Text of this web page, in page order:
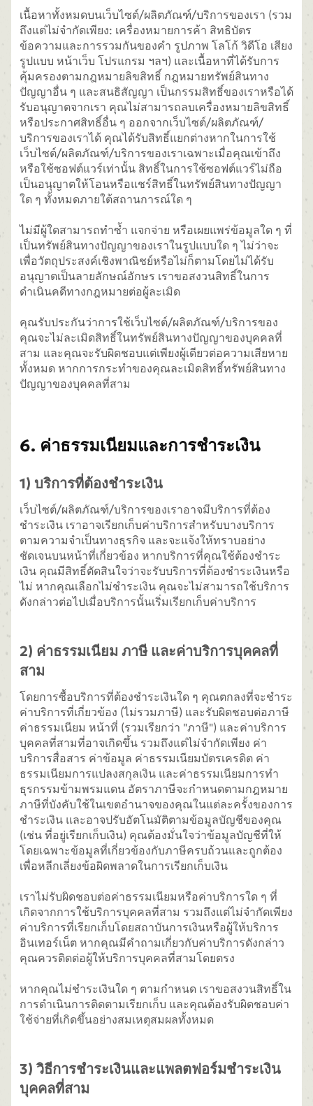
เนื้อหาทั้งหมดบนเว็บไซต์/ผลิตภัณฑ์/บริการของเรา (รวม
ถึงแต่ไม่จำกัดเพียง: เครื่องหมายการค้า สิทธิบัตร
ข้อความและการรวมกันของคำ รูปภาพ โลโก้ วิดีโอ เสียง
รูปแบบ หน้าเว็บ โปรแกรม ฯลฯ) และเนื้อหาที่ได้รับการ
คุ้มครองตามกฎหมายลิขสิทธิ์ กฎหมายทรัพย์สินทาง
ปัญญาอื่น ๆ และสนธิสัญญา เป็นกรรมสิทธิ์ของเราหรือได้
รับอนุญาตจากเรา คุณไม่สามารถลบเครื่องหมายลิขสิทธิ์
หรือประกาศสิทธิ์อื่น ๆ ออกจากเว็บไซต์/ผลิตภัณฑ์/
บริการของเราได้ คุณได้รับสิทธิ์แยกต่างหากในการใช้
เว็บไซต์/ผลิตภัณฑ์/บริการของเราเฉพาะเมื่อคุณเข้าถึง
หรือใช้ซอฟต์แวร์เท่านั้น สิทธิ์ในการใช้ซอฟต์แวร์ไม่ถือ
เป็นอนุญาตให้โอนหรือแชร์สิทธิ์ในทรัพย์สินทางปัญญา
ใด ๆ ทั้งหมดภายใต้สถานการณ์ใด ๆ
ไม่มีผู้ใดสามารถทำซ้ำ แจกจ่าย หรือเผยแพร่ข้อมูลใด ๆ ที่
เป็นทรัพย์สินทางปัญญาของเราในรูปแบบใด ๆ ไม่ว่าจะ
เพื่อวัตถุประสงค์เชิงพาณิชย์หรือไม่ก็ตามโดยไม่ได้รับ
อนุญาตเป็นลายลักษณ์อักษร เราขอสงวนสิทธิ์ในการ
ดำเนินคดีทางกฎหมายต่อผู้ละเมิด
คุณรับประกันว่าการใช้เว็บไซต์/ผลิตภัณฑ์/บริการของ
คุณจะไม่ละเมิดสิทธิ์ในทรัพย์สินทางปัญญาของบุคคลที่
สาม และคุณจะรับผิดชอบแต่เพียงผู้เดียวต่อความเสียหาย
ทั้งหมด หากการกระทำของคุณละเมิดสิทธิ์ทรัพย์สินทาง
ปัญญาของบุคคลที่สาม
6. ค่าธรรมเนียมและการชำระเงิน
1) บริการที่ต้องชำระเงิน
เว็บไซต์/ผลิตภัณฑ์/บริการของเราอาจมีบริการที่ต้อง
ชำระเงิน เราอาจเรียกเก็บค่าบริการสำหรับบางบริการ
ตามความจำเป็นทางธุรกิจ และจะแจ้งให้ทราบอย่าง
ชัดเจนบนหน้าที่เกี่ยวข้อง หากบริการที่คุณใช้ต้องชำระ
เงิน คุณมีสิทธิ์ตัดสินใจว่าจะรับบริการที่ต้องชำระเงินหรือ
ไม่ หากคุณเลือกไม่ชำระเงิน คุณจะไม่สามารถใช้บริการ
ดังกล่าวต่อไปเมื่อบริการนั้นเริ่มเรียกเก็บค่าบริการ
2) ค่าธรรมเนียม ภาษี และค่าบริการบุคคลที่
สาม
โดยการซื้อบริการที่ต้องชำระเงินใด ๆ คุณตกลงที่จะชำระ
ค่าบริการที่เกี่ยวข้อง (ไม่รวมภาษี) และรับผิดชอบต่อภาษี
ค่าธรรมเนียม หน้าที่ (รวมเรียกว่า "ภาษี") และค่าบริการ
บุคคลที่สามที่อาจเกิดขึ้น รวมถึงแต่ไม่จำกัดเพียง ค่า
บริการสื่อสาร ค่าข้อมูล ค่าธรรมเนียมบัตรเครดิต ค่า
ธรรมเนียมการแปลงสกุลเงิน และค่าธรรมเนียมการทำ
ธุรกรรมข้ามพรมแดน อัตราภาษีจะกำหนดตามกฎหมาย
ภาษีที่บังคับใช้ในเขตอำนาจของคุณในแต่ละครั้งของการ
ชำระเงิน และอาจปรับอัตโนมัติตามข้อมูลบัญชีของคุณ
(เช่น ที่อยู่เรียกเก็บเงิน) คุณต้องมั่นใจว่าข้อมูลบัญชีที่ให้
โดยเฉพาะข้อมูลที่เกี่ยวข้องกับภาษีครบถ้วนและถูกต้อง
เพื่อหลีกเลี่ยงข้อผิดพลาดในการเรียกเก็บเงิน
เราไม่รับผิดชอบต่อค่าธรรมเนียมหรือค่าบริการใด ๆ ที่
เกิดจากการใช้บริการบุคคลที่สาม รวมถึงแต่ไม่จำกัดเพียง
ค่าบริการที่เรียกเก็บโดยสถาบันการเงินหรือผู้ให้บริการ
อินเทอร์เน็ต หากคุณมีคำถามเกี่ยวกับค่าบริการดังกล่าว
คุณควรติดต่อผู้ให้บริการบุคคลที่สามโดยตรง
หากคุณไม่ชำระเงินใด ๆ ตามกำหนด เราขอสงวนสิทธิ์ใน
การดำเนินการติดตามเรียกเก็บ และคุณต้องรับผิดชอบค่า
ใช้จ่ายที่เกิดขึ้นอย่างสมเหตุสมผลทั้งหมด
3) วิธีการชำระเงินและแพลตฟอร์มชำระเงิน
บุคคลที่สาม